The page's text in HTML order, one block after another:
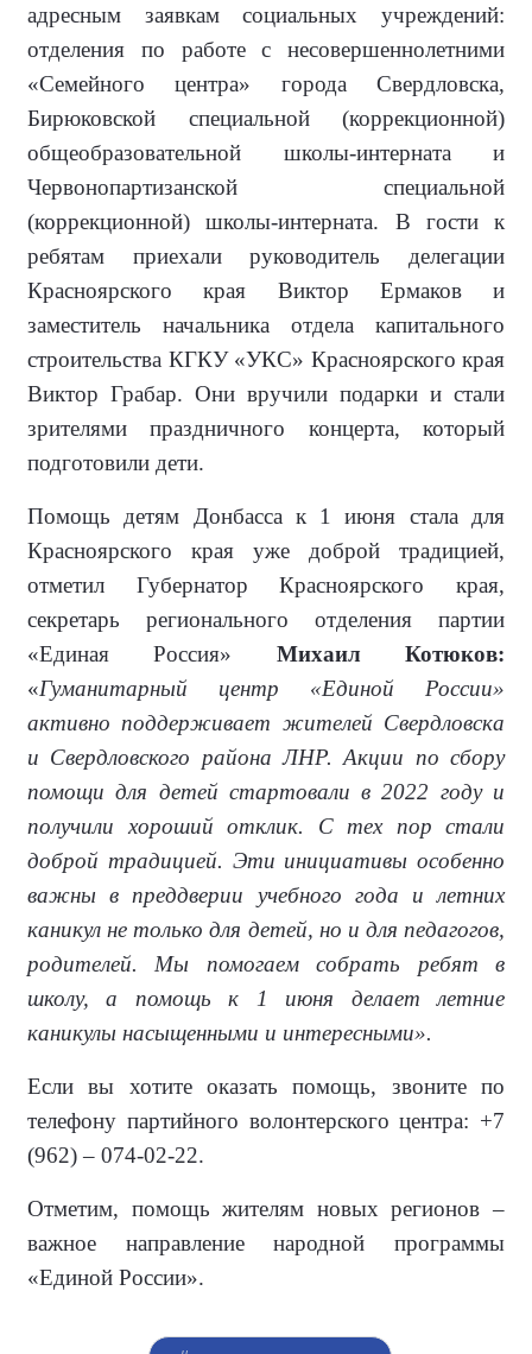
адресным заявкам социальных учреждений:
отделения по работе с несовершеннолетними
«Семейного центра» города Свердловска,
Бирюковской специальной (коррекционной)
общеобразовательной школы-интерната и
Червонопартизанской специальной
(коррекционной) школы-интерната. В гости к
ребятам приехали руководитель делегации
Красноярского края Виктор Ермаков и
заместитель начальника отдела капитального
строительства КГКУ «УКС» Красноярского края
Виктор Грабар. Они вручили подарки и стали
зрителями праздничного концерта, который
подготовили дети.
Помощь детям Донбасса к 1 июня стала для
Красноярского края уже доброй традицией,
отметил Губернатор Красноярского края,
секретарь регионального отделения партии
«Единая Россия» Михаил Котюков:
«Гуманитарный центр «Единой России»
активно поддерживает жителей Свердловска
и Свердловского района ЛНР. Акции по сбору
помощи для детей стартовали в 2022 году и
получили хороший отклик. С тех пор стали
доброй традицией. Эти инициативы особенно
важны в преддверии учебного года и летних
каникул не только для детей, но и для педагогов,
родителей. Мы помогаем собрать ребят в
школу, а помощь к 1 июня делает летние
каникулы насыщенными и интересными».
Если вы хотите оказать помощь, звоните по
телефону партийного волонтерского центра: +7
(962) – 074-02-22.
Отметим, помощь жителям новых регионов –
важное направление народной программы
«Единой России».